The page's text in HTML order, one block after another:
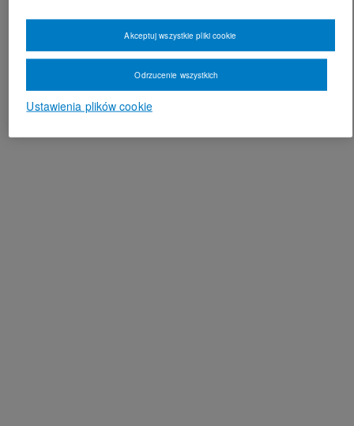
Ustawienia plików cookie
Odrzucenie wszystkich
Akceptuj wszystkie pliki cookie